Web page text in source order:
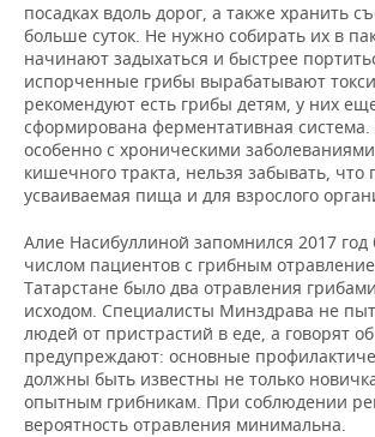
посадках вдоль дорог, а также хранить
больше суток. Не нужно собирать их в
начинают задыхаться и быстрее
испорченные грибы вырабатывают
рекомендуют есть грибы детям, у них
сформирована ферментативная
особенно с хроническими
кишечного тракта, нельзя забывать,
усваиваемая пища и для взрослого
Алие Насибуллиной запомнился 2017
числом пациентов с грибным
Татарстане было два отравления
исходом. Специалисты Минздрава не
людей от пристрастий в еде, а говорят
предупреждают: основные
должны быть известны не только
опытным грибникам. При соблюдении
вероятность отравления минимальна.